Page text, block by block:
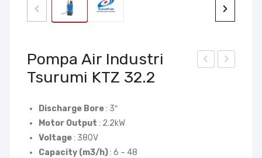
‹ ›
Pompa Air Industri
Tsurumi KTZ 32.2
Discharge Bore: 3″
Motor Output : 2.2kW
Voltage: 380V
Capacity (m3/h): 6 – 48